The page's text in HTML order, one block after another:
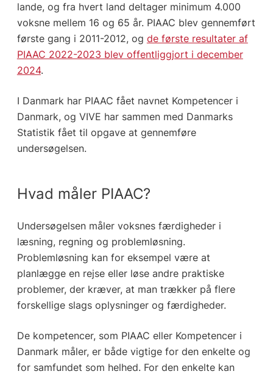
lande, og fra hvert land deltager minimum 4.000
voksne mellem 16 og 65 år. PIAAC blev gennemført
første gang i 2011-2012, og de første resultater af
PIAAC 2022-2023 blev offentliggjort i december
2024.
I Danmark har PIAAC fået navnet Kompetencer i
Danmark, og VIVE har sammen med Danmarks
Statistik fået til opgave at gennemføre
undersøgelsen.
Hvad måler PIAAC?
Undersøgelsen måler voksnes færdigheder i
læsning, regning og problemløsning.
Problemløsning kan for eksempel være at
planlægge en rejse eller løse andre praktiske
problemer, der kræver, at man trækker på flere
forskellige slags oplysninger og færdigheder.
De kompetencer, som PIAAC eller Kompetencer i
Danmark måler, er både vigtige for den enkelte og
for samfundet som helhed. For den enkelte kan